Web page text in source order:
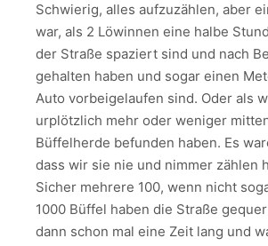
Schwierig, alles aufzuzählen, aber
war, als 2 Löwinnen eine halbe
der Straße spaziert sind und nach
gehalten haben und sogar einen
Auto vorbeigelaufen sind. Oder als
urplötzlich mehr oder weniger
Büffelherde befunden haben. Es
dass wir sie nie und nimmer zählen
Sicher mehrere 100, wenn nicht
1000 Büffel haben die Straße
dann schon mal eine Zeit lang und